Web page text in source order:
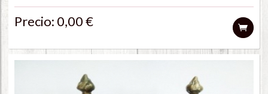
Precio: 0,00 €